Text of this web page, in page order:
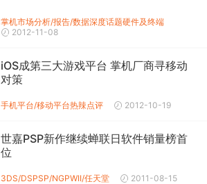
掌机市场分析/报告/数据深度话题硬件及终端
2012-11-08
iOS成第三大游戏平台 掌机厂商寻移动
对策
手机平台/移动平台热辣点评 2012-10-19
世嘉PSP新作继续蝉联日软件销量榜首
位
3DS/DSPSP/NGPWII/任天堂 2011-08-15